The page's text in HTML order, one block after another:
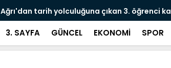
Ağrı'dan tarih yolculuğuna çıkan 3. öğrenci
3. SAYFA GÜNCEL EKONOMİ SPOR